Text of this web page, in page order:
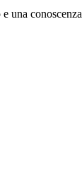
una